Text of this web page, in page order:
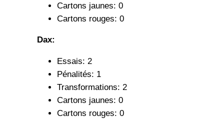
Cartons jaunes: 0
Cartons rouges: 0
Dax:
Essais: 2
Pénalités: 1
Transformations: 2
Cartons jaunes: 0
Cartons rouges: 0